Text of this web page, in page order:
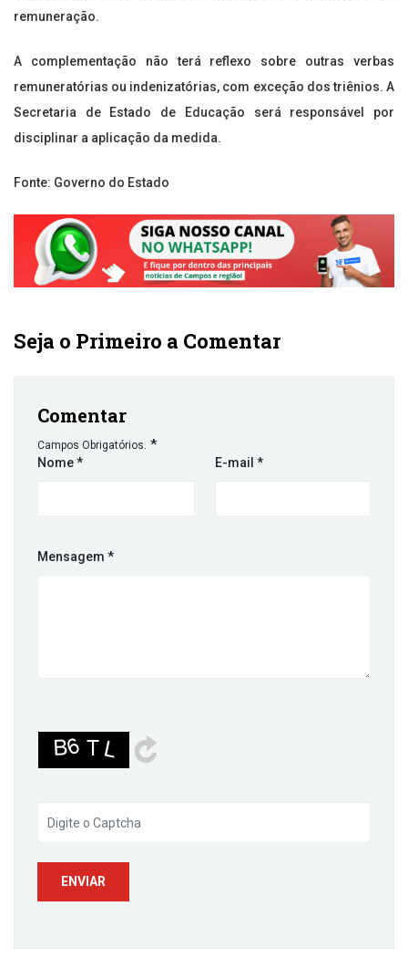
remuneração.
A complementação não terá reflexo sobre outras verbas
remuneratórias ou indenizatórias, com exceção dos triênios. A
Secretaria de Estado de Educação será responsável por
disciplinar a aplicação da medida.
Fonte: Governo do Estado
Seja o Primeiro a Comentar
Comentar
Campos Obrigatórios. *
Nome* E-mail *
Mensagem *